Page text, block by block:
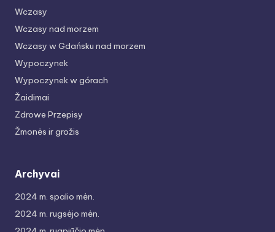
Wczasy
Wczasy nad morzem
Wczasy w Gdańsku nad morzem
Wypoczynek
Wypoczynek w górach
Žaidimai
Zdrowe Przepisy
Žmonės ir grožis
Archyvai
2024 m. spalio mėn.
2024 m. rugsėjo mėn.